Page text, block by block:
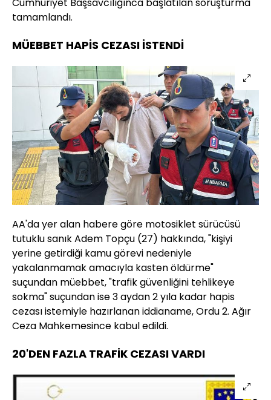
Cumhuriyet Başsavcılığınca başlatılan soruşturma
tamamlandı.
MÜEBBET HAPİS CEZASI İSTENDİ
AA'da yer alan habere göre motosiklet sürücüsü
tutuklu sanık Adem Topçu (27) hakkında, "kişiyi
yerine getirdiği kamu görevi nedeniyle
yakalanmamak amacıyla kasten öldürme"
suçundan müebbet, "trafik güvenliğini tehlikeye
sokma" suçundan ise 3 aydan 2 yıla kadar hapis
cezası istemiyle hazırlanan iddianame, Ordu 2. Ağır
Ceza Mahkemesince kabul edildi.
20'DEN FAZLA TRAFİK CEZASI VARDI